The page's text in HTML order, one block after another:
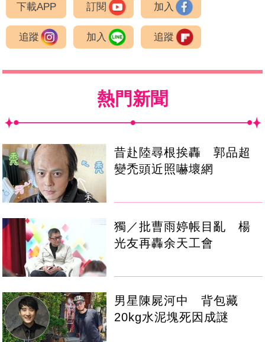
下載APP 訂閱 加入
追蹤 加入 追蹤
熱門新聞
昔赴陸尋根挨轟 郭品超
變禿頭近照嚇壞網
獨／批曹雨婷帳目亂 楊
光友再轟余天工會
男星陳屍河中 背包藏
20kg水泥塊死因成謎